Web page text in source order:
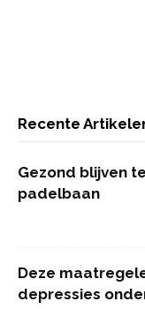
Recente
Gezond blijven
padelbaan
Deze
depressies